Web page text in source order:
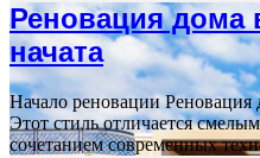
Реновация дома
начата
Начало реновации Реновация
Этот стиль отличается
сочетанием современных